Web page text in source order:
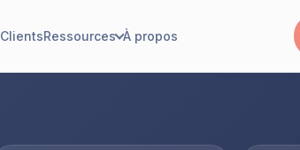
ClientsRessources À propos